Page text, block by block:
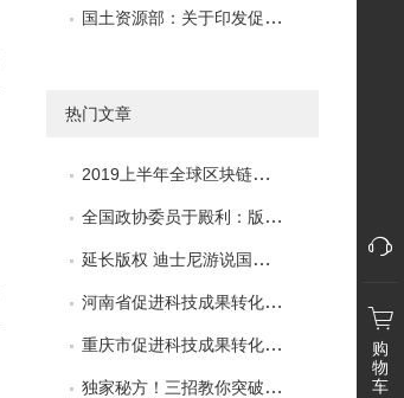
国土资源部：关于印发促进科技成果转化暂行办法的通知
热门文章
2019上半年全球区块链企业发明专利排行榜（TOP100）
全国政协委员于殿利：版权"分家"影响媒体融合
延长版权 迪士尼游说国会修改法律
河南省促进科技成果转化条例
重庆市促进科技成果转化条例
独家秘方！三招教你突破专利局限性
购
物
车